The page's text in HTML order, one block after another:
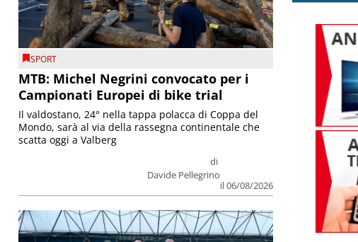
SPORT
MTB: Michel Negrini convocato per i
Campionati Europei di bike trial
di
Davide Pellegrino
il 06/08/2026
Il valdostano, 24° nella tappa polacca di Coppa del
Mondo, sarà al via della rassegna continentale che
scatta oggi a Valberg